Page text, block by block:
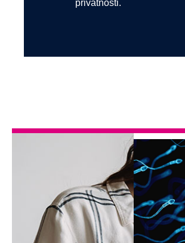
privatnosti.